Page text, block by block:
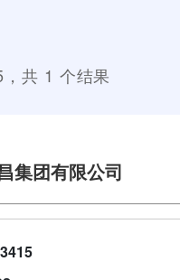
，共 1 个结果
集团有限公司
3415